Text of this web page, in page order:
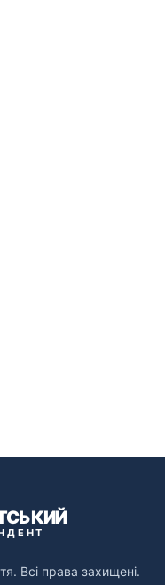
Всі права захищені.